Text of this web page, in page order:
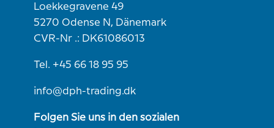
Loekkegravene 49
5270 Odense N, Dänemark
CVR-Nr .: DK61086013
Tel. +45 66 18 95 95
info@dph-trading.dk
Folgen Sie uns in den sozialen